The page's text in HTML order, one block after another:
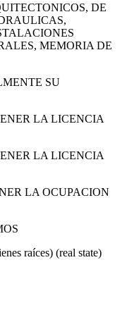
DE
MEMORIA DE
SU
LA LICENCIA
LA LICENCIA
LA OCUPACION
raíces) (real state)